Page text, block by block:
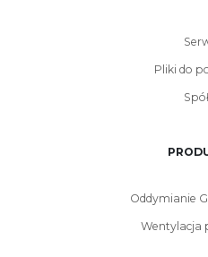
Pliki do
Oddymianie
Wentylacja